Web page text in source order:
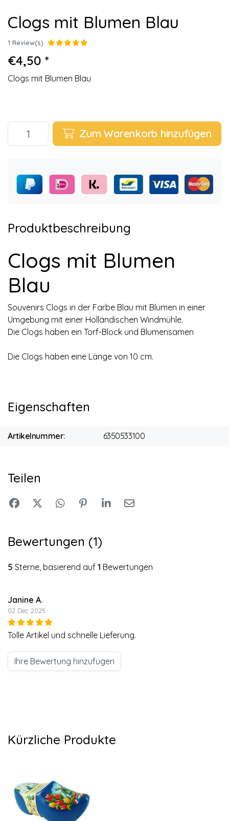
Clogs mit Blumen Blau
1 Review(s)
€4,50 *
Clogs mit Blumen Blau
Zum Warenkorb hinzufügen
Produktbeschreibung
Clogs mit Blumen
Blau
Souvenirs Clogs in der Farbe Blau mit Blumen in einer
Umgebung mit einer Holländischen Windmühle.
Die Clogs haben ein Torf-Block und Blumensamen
Die Clogs haben eine Länge von 10 cm.
Eigenschaften
Artikelnummer: 6350533100
Teilen
Bewertungen (1)
5 Sterne, basierend auf 1 Bewertungen
Janine A.
02 Dec 2025
Tolle Artikel und schnelle Lieferung.
Ihre Bewertung hinzufügen
Kürzliche Produkte